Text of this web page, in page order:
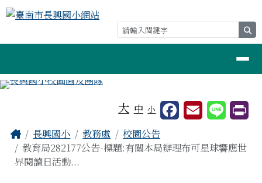
跳至主內容區
臺南市長興國小網站
大 中 小
主內容區域
Home
長興國小 教務處
校園公告
教育局282177公告-標題:有關本局辦理布可星球響應世
界閱讀日活動...
頁尾區域